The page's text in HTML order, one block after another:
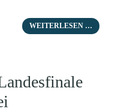
WEITERLESEN …